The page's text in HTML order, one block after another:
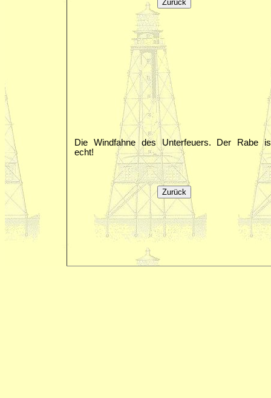
Die Windfahne des Unterfeuers. Der Rabe
echt!